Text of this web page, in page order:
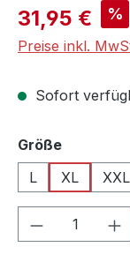
Verkaufspreis:
31,95 € %
Preise inkl.
Sofort
Größe
L
XL XXL
Produkt